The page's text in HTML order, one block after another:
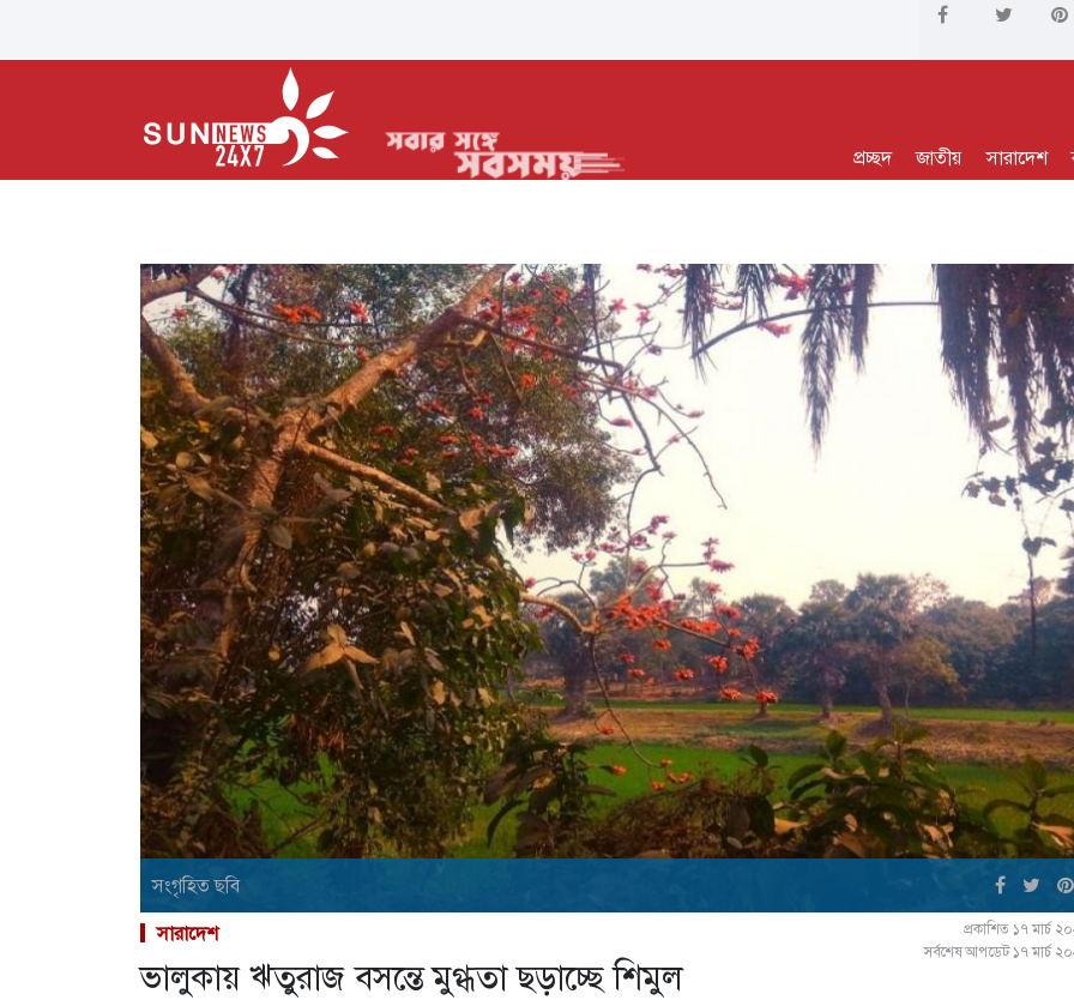
প্রচ্ছদ জাতীয় সারাদেশ
সংগৃহিত ছবি
সারাদেশ
প্রকাশিত ১৭ মার্চ
সর্বশেষ আপডেট ১৭ মার্চ
ভালুকায় ঋতুরাজ বসন্তে মুগ্ধতা ছড়াচ্ছে শিমুল